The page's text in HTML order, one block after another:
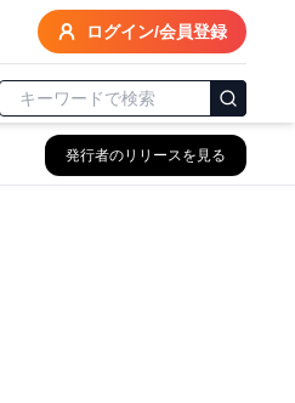
ログイン/会員登録
発行者のリリースを見る